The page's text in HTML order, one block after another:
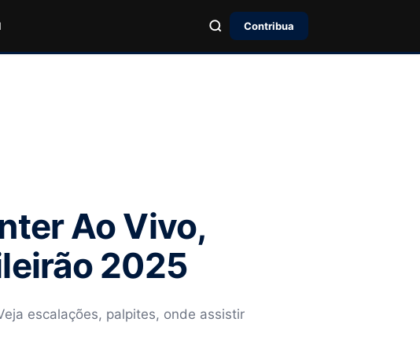
Contribua
Ao Vivo,
2025
escalações, palpites, onde assistir